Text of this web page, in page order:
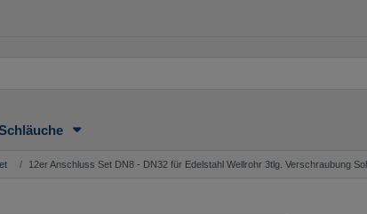
12er Anschluss Set DN8 - DN32 für Edelstahl Wellrohr 3tlg. Verschraubung